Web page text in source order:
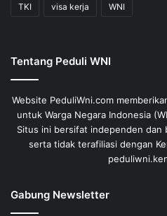
TKI visa kerja WNI
Tentang Peduli WNI
Website PeduliWni.com
untuk Warga Negara Indonesia
Situs ini bersifat independen dan
serta tidak terafiliasi dengan
Gabung Newsletter